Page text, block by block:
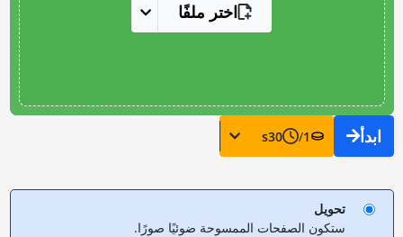
اختر ملفًا
ابدأ 1
/
30
s
تحويل
ستكون الصفحات الممسوحة ضوئيًا صورًا.